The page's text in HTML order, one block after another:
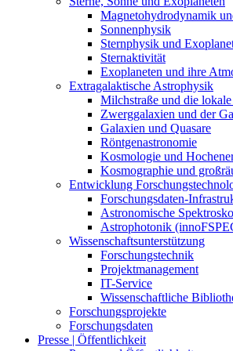
Magnetohydrodynamik
Sonnenphysik
Sternphysik und
Sternaktivität
Exoplaneten und ihre
Extragalaktische Astrophysik
Milchstraße und die
Zwerggalaxien und der
Galaxien und Quasare
Röntgenastronomie
Kosmologie und
Kosmographie und
Entwicklung
Forschungsdaten-
Astronomische
Astrophotonik
Wissenschaftsunterstützung
Forschungstechnik
Projektmanagement
IT-Service
Wissenschaftliche
Forschungsprojekte
Forschungsdaten
Presse | Öffentlichkeit